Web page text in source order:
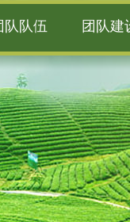
队队伍 团队建